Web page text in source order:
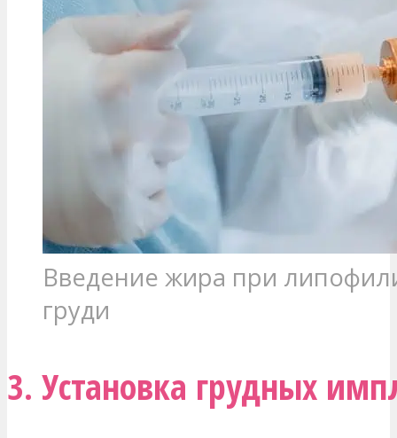
Введение жира при
груди
3. Установка грудных